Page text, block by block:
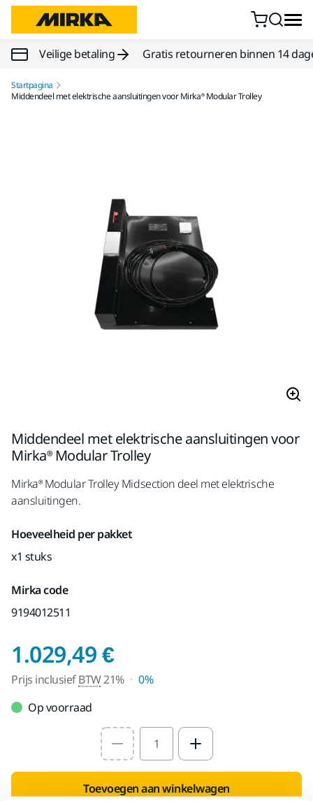
Doorgaan naar inhoud
Veilige betaling Gratis retourneren binnen 14
Startpagina
Middendeel met elektrische aansluitingen voor Mirka® Modular Trolley
Middendeel met elektrische aansluitingen voor
Mirka® Modular Trolley
Mirka® Modular Trolley Midsection deel met elektrische
aansluitingen.
Hoeveelheid per pakket
x1 stuks
Mirka code
9194012511
1.029,49 €Prijs inclusief BTW
Prijs inclusiefBTW21%
0%
Op voorraad
Select quantity value
Toevoegen aan winkelwagen